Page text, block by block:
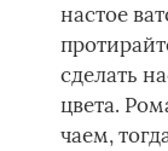
настое
сделать
цвета.
чаем,